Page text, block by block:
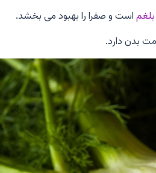
بلغماست و صفرا را بهبود می بخشد.
بدن دارد.